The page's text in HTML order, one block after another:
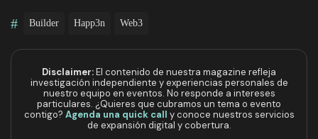
# Builder Happ3n Web3
Disclaimer:El contenido de nuestra magazine refleja
investigación independiente y experiencias personales de
nuestro equipo en eventos. No responde a intereses
particulares. ¿Quieres que cubramos un tema o evento
contigo? Agenda una quick call y conoce nuestros servicios
de expansión digital y cobertura.